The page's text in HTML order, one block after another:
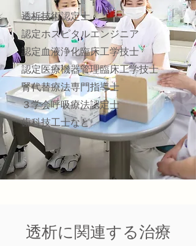
透析技術認定士
認定ホスピタルエンジニア
認定血液浄化臨床工学技士
認定医療機器管理臨床工学技士
腎代替療法専門指導士
３学会呼吸療法認定士
歯科技工士​など​
透析に関連する治療